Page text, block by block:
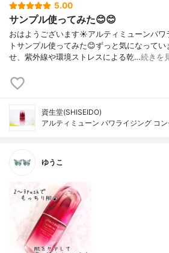
5.00
サンプル使ってみた😊😊
おはようございます☀アルティミューンパワ
トサンプル使ってみた😊ずっと気になって
せ、紫外線や環境ストレスによる乾…続きを
資生堂(SHISEIDO)
アルティミューン パワライジング コ
ゆうこ